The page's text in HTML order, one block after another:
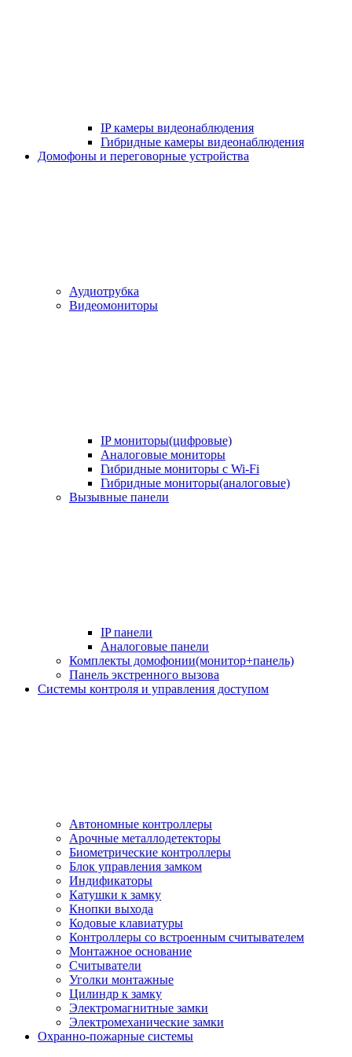
IP камеры видеонаблюдения
Гибридные камеры видеонаблюдения
Домофоны и переговорные устройства
Аудиотрубка
Видеомониторы
IP мониторы(цифровые)
Аналоговые мониторы
Гибридные мониторы с Wi-Fi
Гибридные мониторы(аналоговые)
Вызывные панели
IP панели
Аналоговые панели
Комплекты домофонии(монитор+панель)
Панель экстренного вызова
Системы контроля и управления доступом
Автономные контроллеры
Арочные металлодетекторы
Биометрические контроллеры
Блок управления замком
Индификаторы
Катушки к замку
Кнопки выхода
Кодовые клавиатуры
Контроллеры со встроенным считывателем
Монтажное основание
Считыватели
Уголки монтажные
Цилиндр к замку
Электромагнитные замки
Электромеханические замки
Охранно-пожарные системы